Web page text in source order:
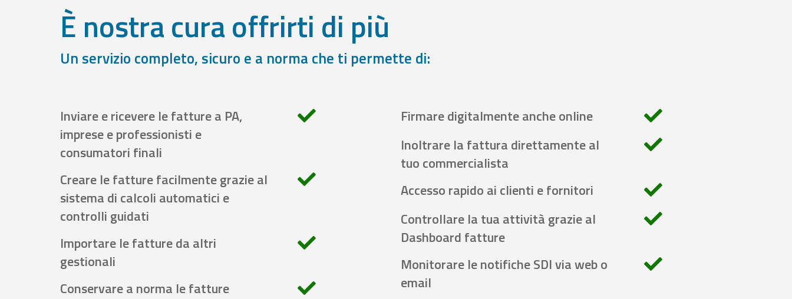
È nostra cura offrirti di più
Un servizio completo, sicuro e a norma che ti permette di:
Inviare e ricevere le fatture a PA,
imprese e professionisti e
consumatori finali
Creare le fatture facilmente grazie al
sistema di calcoli automatici e
controlli guidati
Importare le fatture da altri
gestionali
Conservare a norma le fatture
Firmare digitalmente anche online
Inoltrare la fattura direttamente al
tuo commercialista
Accesso rapido ai clienti e fornitori
Controllare la tua attività grazie al
Dashboard fatture
Monitorare le notifiche SDI via web o
email